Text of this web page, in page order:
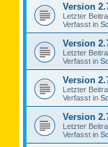
Version
Letzter
Verfasst in
Version
Letzter
Verfasst in
Version
Letzter
Verfasst in
Version
Letzter
Verfasst in